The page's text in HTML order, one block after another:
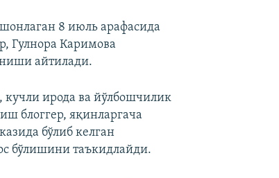
8 июль арафасида
Гулнора Каримова
айтилади.
ирода ва йўлбошчилик
блоггер, яқинларгача
бўлиб келган
бўлишини таъкидлайди.